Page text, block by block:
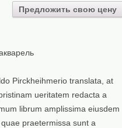
Предложить свою цену
Pirckheihmerio translata, at
ueritatem redacta a
librum amplissima eiusdem
praetermissa sunt a